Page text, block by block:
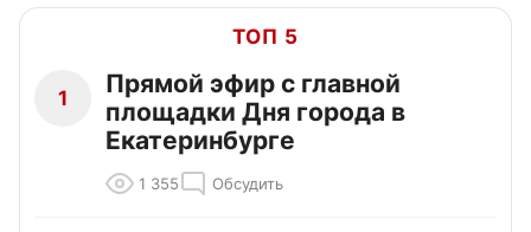
ТОП 5
1
Прямой эфир с главной
площадки Дня города в
Екатеринбурге
1 355 Обсудить